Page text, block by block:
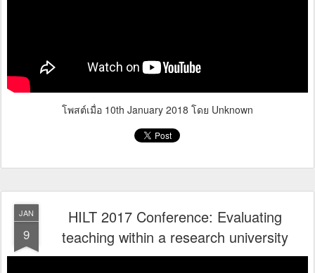
โพสต์เมื่อ 10th January 2018 โดย Unknown
JAN
9
HILT 2017 Conference: Evaluating
teaching within a research university